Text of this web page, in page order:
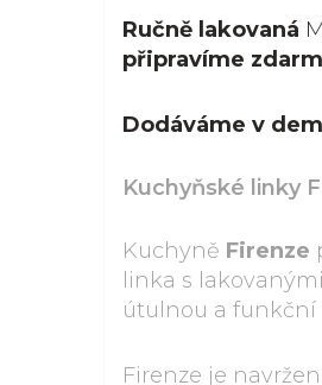
Ručně lakovaná
připravíme
Dodáváme v
Kuchyňské linky
Kuchyně Firenze
linka s
útulnou a funkční
Firenze je